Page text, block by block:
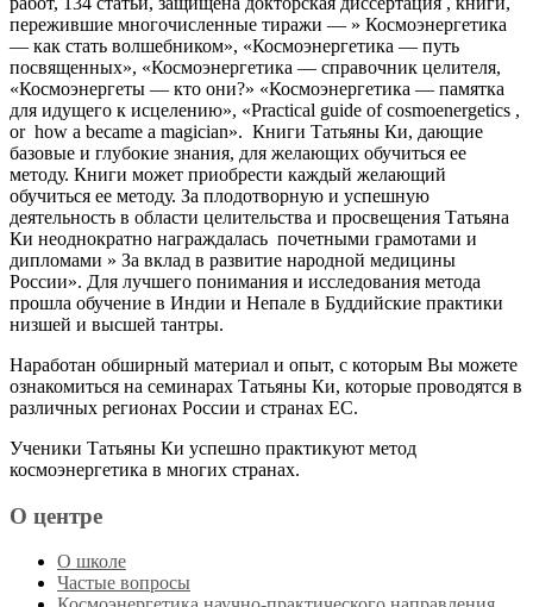
пережившие многочисленные тиражи — » Космоэнергетика
— как стать волшебником», «Космоэнергетика — путь
посвященных», «Космоэнергетика — справочник целителя,
«Космоэнергеты — кто они?» «Космоэнергетика — памятка
для идущего к исцелению», «Practical guide of cosmoenergetics ,
or how a became a magician». Книги Татьяны Ки, дающие
базовые и глубокие знания, для желающих обучиться ее
методу. Книги может приобрести каждый желающий
обучиться ее методу. За плодотворную и успешную
деятельность в области целительства и просвещения Татьяна
Ки неоднократно награждалась почетными грамотами и
дипломами » За вклад в развитие народной медицины
России». Для лучшего понимания и исследования метода
прошла обучение в Индии и Непале в Буддийские практики
низшей и высшей тантры.
Наработан обширный материал и опыт, с которым Вы можете
ознакомиться на семинарах Татьяны Ки, которые проводятся в
различных регионах России и странах ЕС.
Ученики Татьяны Ки успешно практикуют метод
космоэнергетика в многих странах.
О центре
О школе
Частые вопросы